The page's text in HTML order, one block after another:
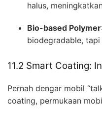
halus,
Bio-based Polymer
biodegradable,
11.2 Smart Coating:
Pernah dengar mobil
coating, permukaan